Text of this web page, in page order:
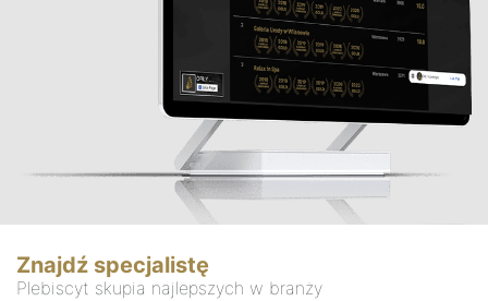
Znajdź specjalistę
Plebiscyt skupia najlepszych w branży